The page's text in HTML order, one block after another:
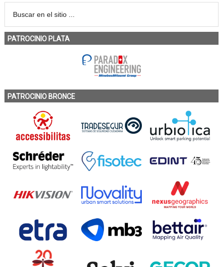
PATROCINIO PLATA
PATROCINIO BRONCE